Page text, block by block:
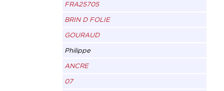
FRA25705
BRIN D FOLIE
GOURAUD
Philippe
ANCRE
07